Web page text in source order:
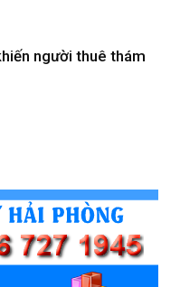
người thuê thám